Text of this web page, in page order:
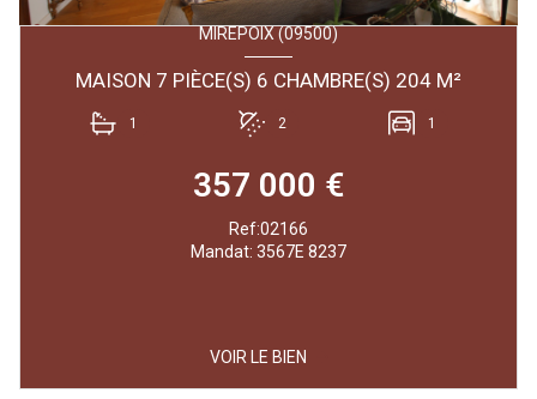
MIREPOIX (09500)
MAISON 7 PIÈCE(S) 6 CHAMBRE(S) 204 M²
1 2 1
357 000 €
Ref:02166
Mandat: 3567E 8237
VOIR LE BIEN